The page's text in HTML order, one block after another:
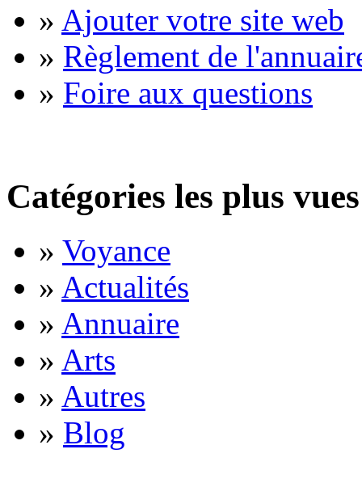
» Ajouter votre site web
» Règlement de
» Foire aux questions
Catégories les plus vues
» Voyance
» Actualités
» Annuaire
» Arts
» Autres
» Blog